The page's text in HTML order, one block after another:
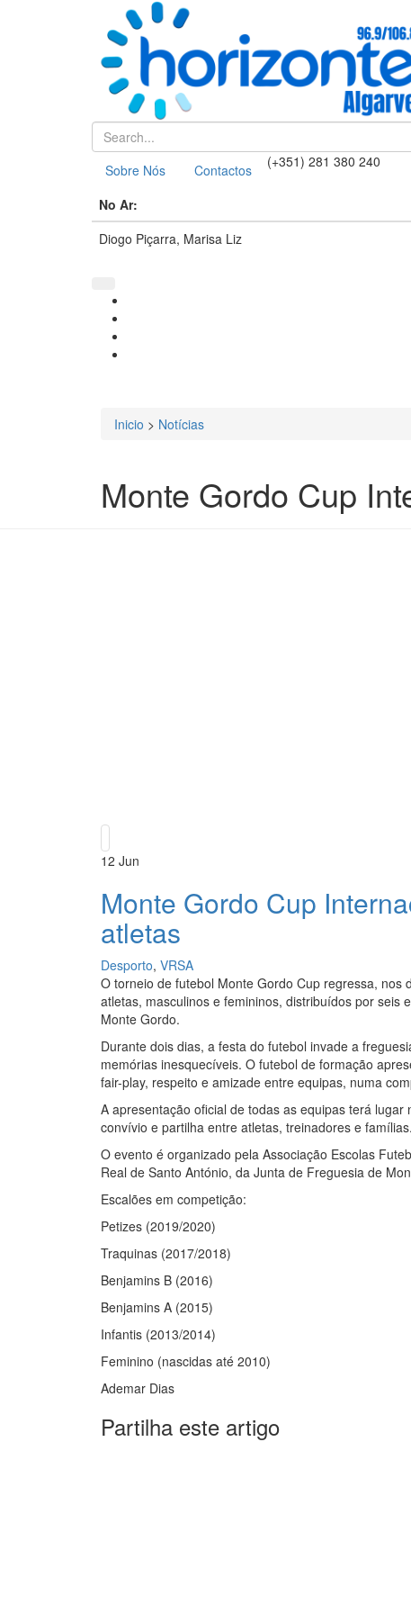
Sobre Nós Contactos (+351) 281 380 240
No Ar:
Diogo Piçarra, Marisa Liz
Está aqui
Inicio > Notícias
Monte Gordo Cup
12 Jun
Monte Gordo Cup
atletas
Desporto, VRSA
O torneio de futebol Monte Gordo Cup regressa,
atletas, masculinos e femininos, distribuídos por seis
Monte Gordo.
Durante dois dias, a festa do futebol invade a
memórias inesquecíveis. O futebol de formação
fair-play, respeito e amizade entre equipas, numa
A apresentação oficial de todas as equipas terá
convívio e partilha entre atletas, treinadores e
O evento é organizado pela Associação Escolas
Real de Santo António, da Junta de Freguesia de
Escalões em competição:
Petizes (2019/2020)
Traquinas (2017/2018)
Benjamins B (2016)
Benjamins A (2015)
Infantis (2013/2014)
Feminino (nascidas até 2010)
Ademar Dias
Partilha este artigo